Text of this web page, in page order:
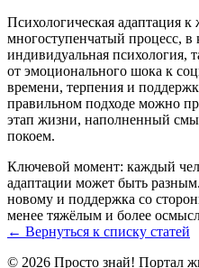
Психологическая адаптация
многоступенчатый процесс, в
индивидуальная психология,
от эмоционального шока к
времени, терпения и
правильном подходе можно
этап жизни, наполненный
покоем.
Ключевой момент: каждый
адаптации может быть
новому и поддержка со
менее тяжёлым и более
← Вернуться к списку статей
© 2026 Просто знай! Портал